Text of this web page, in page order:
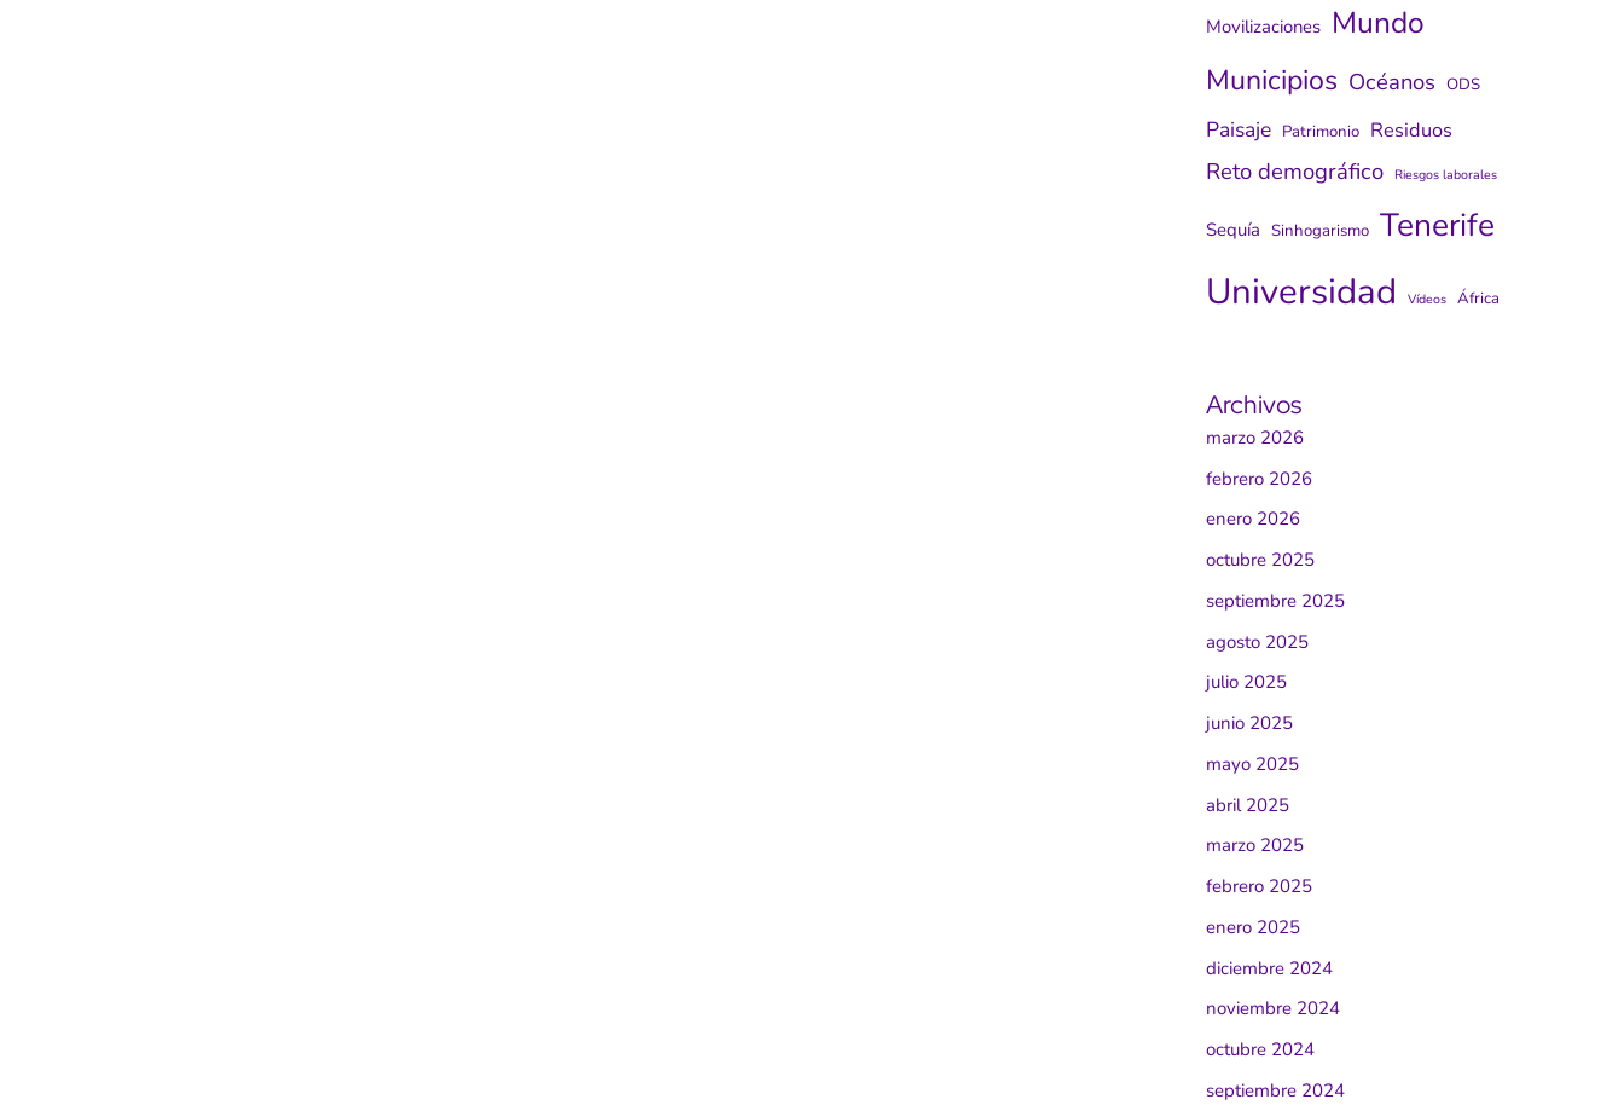
Movilizaciones Mundo
Municipios Océanos ODS
Paisaje Patrimonio Residuos
Reto demográfico Riesgos laborales
Sequía Sinhogarismo Tenerife
Universidad Vídeos África
Archivos
marzo 2026
febrero 2026
enero 2026
octubre 2025
septiembre 2025
agosto 2025
julio 2025
junio 2025
mayo 2025
abril 2025
marzo 2025
febrero 2025
enero 2025
diciembre 2024
noviembre 2024
octubre 2024
septiembre 2024